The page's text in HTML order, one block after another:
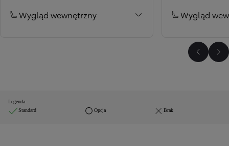
Wygląd wewnętrzny Wygląd
Legenda
Standard
Opcja Brak